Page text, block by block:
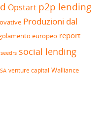
Opstart p2p lending
Produzioni dal
europeo report
seedrs social lending
venture capital Walliance